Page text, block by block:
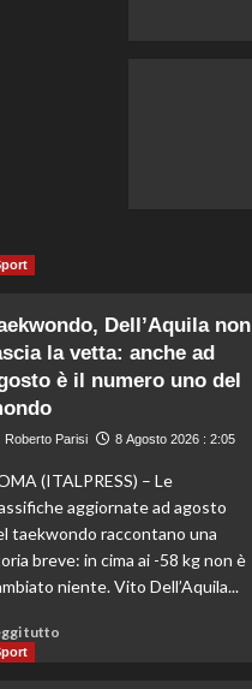
Dell’Aquila non
la vetta: anche ad
è il numero uno del
Roberto Parisi 8 Agosto 2026 : 2:05
(ITALPRESS) – Le
aggiornate ad agosto
taekwondo raccontano una
breve: in cima ai -58 kg non è
niente. Vito Dell’Aquila...
tuttoLeggi